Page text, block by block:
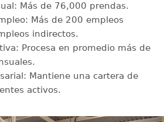
Más de 76,000 prendas.
Más de 200 empleos
indirectos.
Procesa en promedio más de
Mantiene una cartera de
activos.